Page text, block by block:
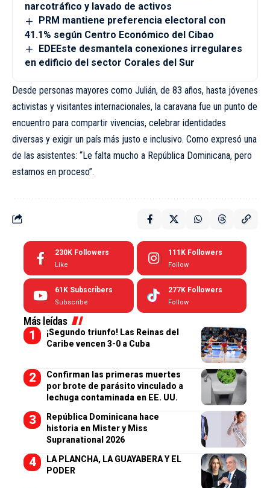
narcotráfico y lavado de activos
PRM mantiene preferencia electoral con
41.1% según Centro Económico del Cibao
EDEEste desmantela conexiones irregulares
en edificio del sector Corales del Sur
Desde personas mayores como Julián, de 83 años, hasta jóvenes
activistas y visitantes internacionales, la caravana fue un punto de
encuentro para compartir vivencias, celebrar identidades
diversas y exigir un país más justo e inclusivo. Como expresó una
de las asistentes: “Le falta mucho a República Dominicana, pero
estamos en proceso”.
230K Followers
Like
111K Followers
Follow
61K Subscribers
Subscribe
277K Followers
Follow
Más leídas
¡Segundo triunfo! Las Reinas del
Caribe vencen 3-0 a Cuba
Confirman las primeras muertes
por brote de parásito vinculado a
lechuga contaminada en EE. UU.
República Dominicana hace
historia en Mister y Miss
Supranational 2026
LA PLANCHA, LA GUAYABERA Y EL
PODER